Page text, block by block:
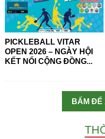
PICKLEBALL VITAR
OPEN 2026 – NGÀY HỘI
KẾT NỐI CỘNG ĐỒNG...
BẤM ĐỂ